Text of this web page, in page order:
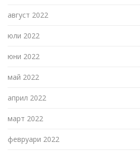
август 2022
юли 2022
юни 2022
май 2022
април 2022
март 2022
февруари 2022